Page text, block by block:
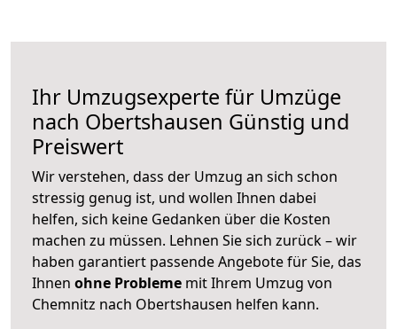
Ihr Umzugsexperte für Umzüge
nach Obertshausen Günstig und
Preiswert
Wir verstehen, dass der Umzug an sich schon
stressig genug ist, und wollen Ihnen dabei
helfen, sich keine Gedanken über die Kosten
machen zu müssen. Lehnen Sie sich zurück – wir
haben garantiert passende Angebote für Sie, das
Ihnen ohne Probleme mit Ihrem Umzug von
Chemnitz nach Obertshausen helfen kann.